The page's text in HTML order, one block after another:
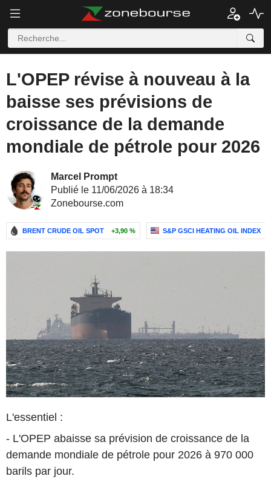
L'OPEP révise à nouveau à la
baisse ses prévisions de
croissance de la demande
mondiale de pétrole pour 2026
Marcel Prompt
Publié le 11/06/2026 à 18:34
Zonebourse.com
BRENT CRUDE OIL SPOT +3,90 % S&P GSCI HEATING OIL INDEX
L'essentiel :
- L'OPEP abaisse sa prévision de croissance de la
demande mondiale de pétrole pour 2026 à 970 000
barils par jour.